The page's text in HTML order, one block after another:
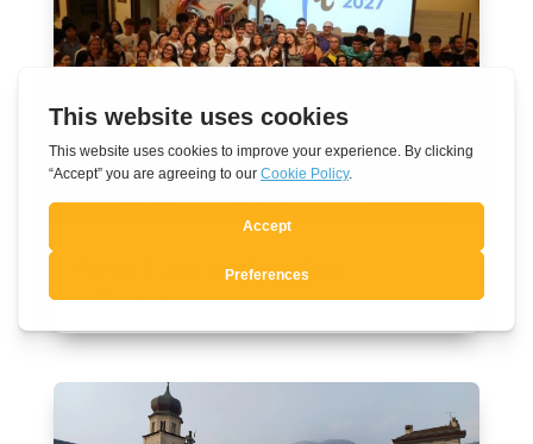
Rumo à JMJ 2027 em Seul